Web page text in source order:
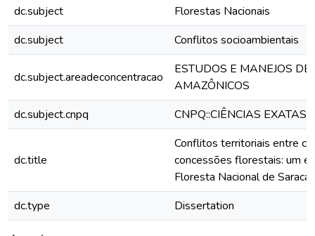
dc.subject
Florestas Nacionais
dc.subject
Conflitos socioambientais
dc.subject.areadeconcentracao
ESTUDOS E MANEJOS
AMAZÔNICOS
dc.subject.cnpq
CNPQ::CIÊNCIAS EXATAS
dc.title
Conflitos territoriais entre
concessões florestais: um
Floresta Nacional de
dc.type
Dissertation